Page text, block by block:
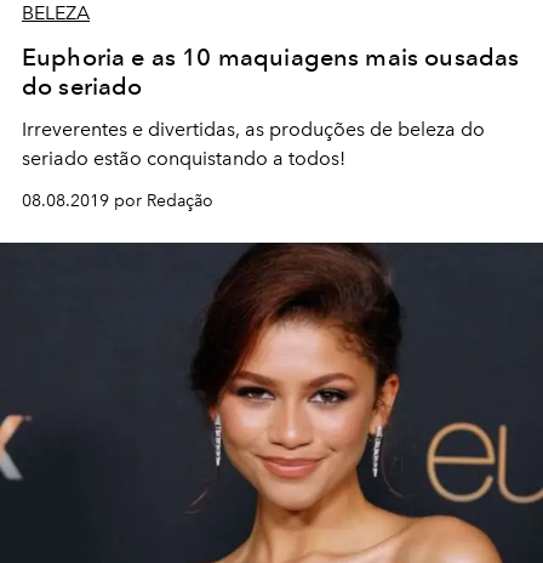
BELEZA
Euphoria e as 10 maquiagens mais ousadas
do seriado
Irreverentes e divertidas, as produções de beleza do
seriado estão conquistando a todos!
08.08.2019 por Redação